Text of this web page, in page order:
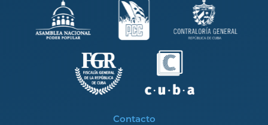
Contacto